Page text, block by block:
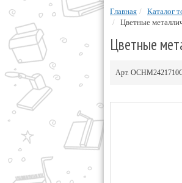
Главная Каталог
Цветные
Цветные
Арт.